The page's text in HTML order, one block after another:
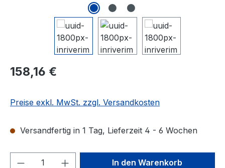
Regulärer Preis:
158,16 €
Preise exkl. MwSt. zzgl. Versandkosten
Versandfertig in 1 Tag, Lieferzeit 4 - 6 Wochen
Produkt Anzahl: Gib denIn den Warenkorb